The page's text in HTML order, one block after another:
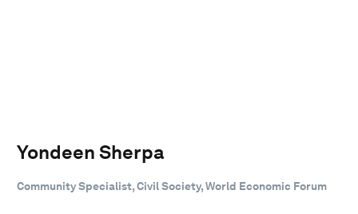
Yondeen Sherpa
Community Specialist, Civil Society, World Economic Forum